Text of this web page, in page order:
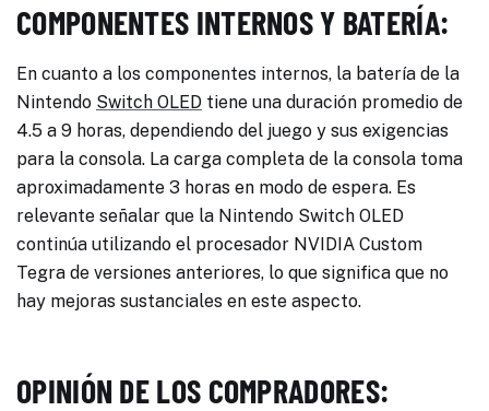
COMPONENTES INTERNOS Y BATERÍA:
En cuanto a los componentes internos, la batería de la
Nintendo Switch OLED tiene una duración promedio de
4.5 a 9 horas, dependiendo del juego y sus exigencias
para la consola. La carga completa de la consola toma
aproximadamente 3 horas en modo de espera. Es
relevante señalar que la Nintendo Switch OLED
continúa utilizando el procesador NVIDIA Custom
Tegra de versiones anteriores, lo que significa que no
hay mejoras sustanciales en este aspecto.
OPINIÓN DE LOS COMPRADORES: